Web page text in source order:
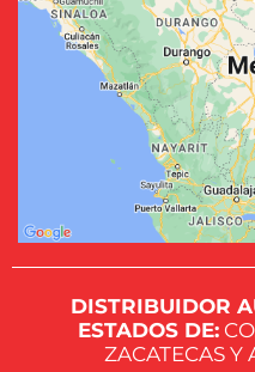
DISTRIBUIDOR
ESTADOS DE:
ZACATECAS Y